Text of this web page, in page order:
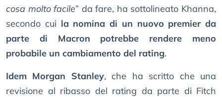
cosa molto facile” da fare, ha sottolineato Khanna,
secondo cui la nomina di un nuovo premier da
parte di Macron potrebbe rendere meno
probabile un cambiamento del rating.
Idem Morgan Stanley, che ha scritto che una
revisione al ribasso del rating da parte di Fitch